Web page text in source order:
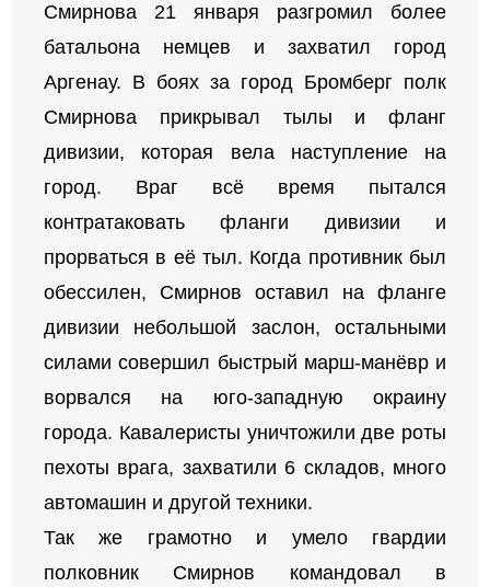
Смирнова 21 января разгромил более
батальона немцев и захватил город
Аргенау. В боях за город Бромберг полк
Смирнова прикрывал тылы и фланг
дивизии, которая вела наступление на
город. Враг всё время пытался
контратаковать фланги дивизии и
прорваться в её тыл. Когда противник был
обессилен, Смирнов оставил на фланге
дивизии небольшой заслон, остальными
силами совершил быстрый марш-манёвр и
ворвался на юго-западную окраину
города. Кавалеристы уничтожили две роты
пехоты врага, захватили 6 складов, много
автомашин и другой техники.
Так же грамотно и умело гвардии
полковник Смирнов командовал в